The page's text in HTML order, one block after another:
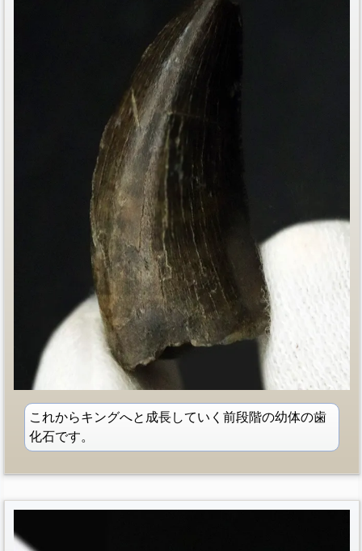
これからキングへと成長していく前段階の幼体の歯
化石です。